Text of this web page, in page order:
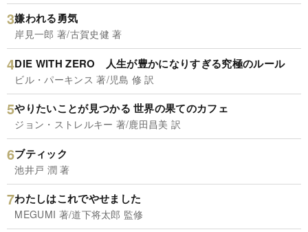
嫌われる勇気
岸見一郎 著/古賀史健 著
DIE WITH ZERO 人生が豊かになりすぎる究極のルール
ビル・パーキンス 著/児島 修 訳
やりたいことが見つかる 世界の果てのカフェ
ジョン・ストレルキー 著/鹿田昌美 訳
ブティック
池井戸 潤 著
わたしはこれでやせました
MEGUMI 著/道下将太郎 監修